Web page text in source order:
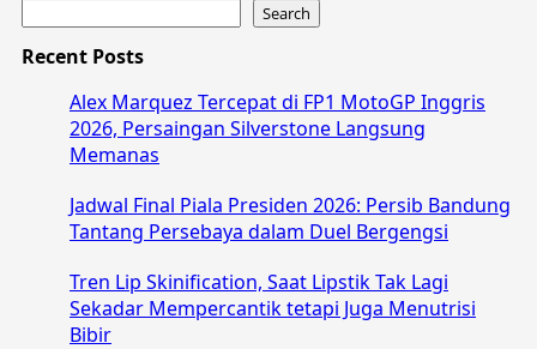
Digitalisasi
Dorong
DPK
Bank
Mandiri
Tumbuh
13
Persen,
Tembus
Rp
1.884
Triliun
Search
Recent Posts
Alex Marquez Tercepat di FP1 MotoGP Inggris
2026, Persaingan Silverstone Langsung
Memanas
Jadwal Final Piala Presiden 2026: Persib Bandung
Tantang Persebaya dalam Duel Bergengsi
Tren Lip Skinification, Saat Lipstik Tak Lagi
Sekadar Mempercantik tetapi Juga Menutrisi
Bibir